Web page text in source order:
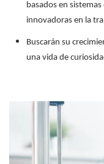
basados en
innovadoras en la
Buscarán su
una vida de